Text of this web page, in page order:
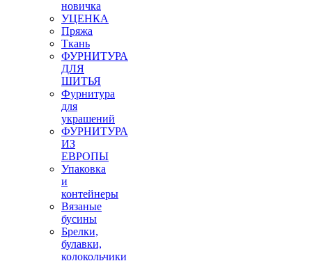
новичка
УЦЕНКА
Пряжа
Ткань
ФУРНИТУРА
ДЛЯ
ШИТЬЯ
Фурнитура
для
украшений
ФУРНИТУРА
ИЗ
ЕВРОПЫ
Упаковка
и
контейнеры
Вязаные
бусины
Брелки,
булавки,
колокольчики